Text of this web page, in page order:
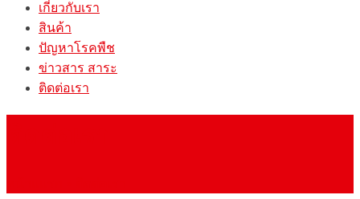
เกี่ยวกับเรา
สินค้า
ปัญหาโรคพืช
ข่าวสาร สาระ
ติดต่อเรา